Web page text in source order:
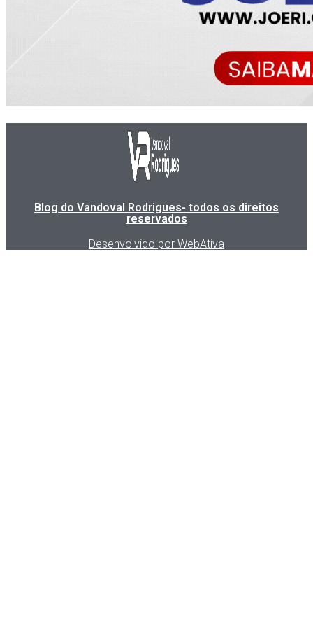
Blog do Vandoval Rodrigues- todos os direitos
reservados
Desenvolvido por WebAtiva